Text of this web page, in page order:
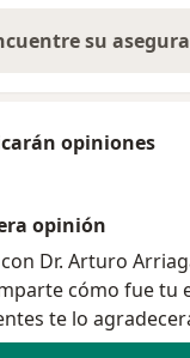
su
opiniones
opinión
Dr. Arturo
cómo fue tu
te lo